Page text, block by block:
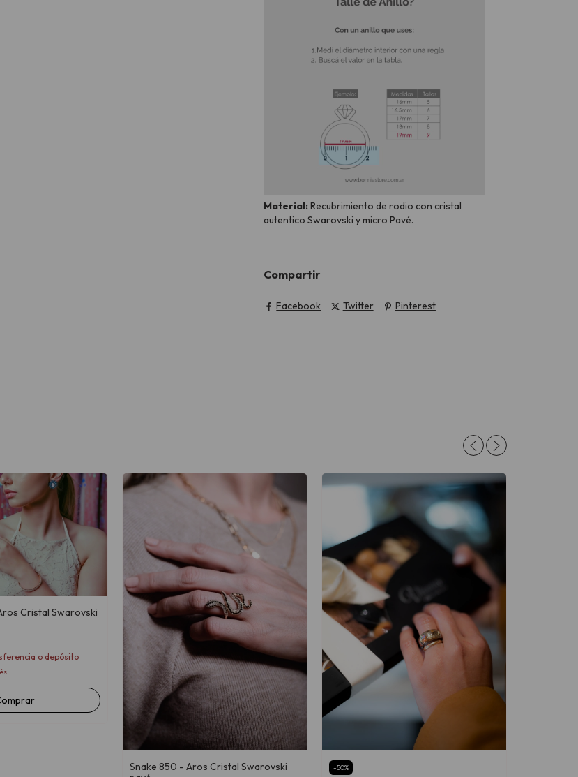
Material: Recubrimiento de rodio con cristal
autentico Swarovski y micro Pavé.
Compartir
Facebook Twitter Pinterest
Cristal Swarovski
o depósito
Snake 850 - Aros Cristal Swarovski
-50%